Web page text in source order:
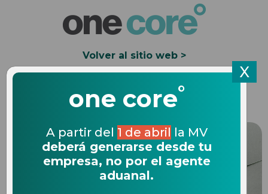
Volver al sitio web >
Solicita una Demo
X
one core°
A partir del 1 de abril la MV
deberá generarse desde tu
empresa, no por el agente
aduanal.